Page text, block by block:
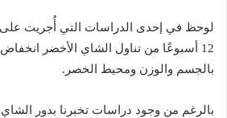
12 أسبوعًا من تناول الشاي الأخضر
بالجسم والوزن ومحيط الخصر.
بالرغم من وجود دراسات تخبرنا بدور